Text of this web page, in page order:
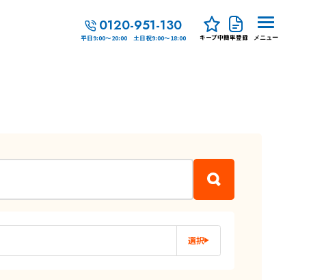
0120-951-130
平日9:00～20:00 土日祝9:00～18:00 キープ中簡単登録 メニュー
選択